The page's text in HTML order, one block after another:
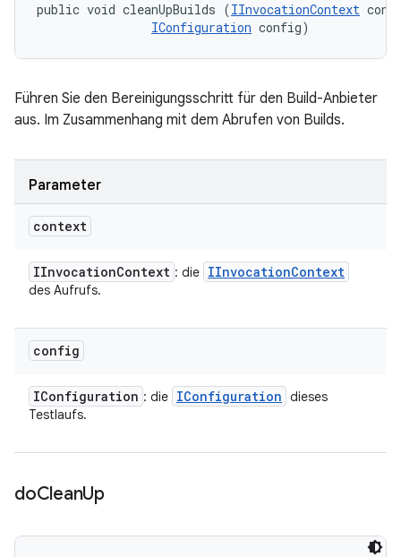
public void cleanUpBuilds (IInvocationContext
IConfiguration config)
Führen Sie den Bereinigungsschritt für den Build-Anbieter
aus. Im Zusammenhang mit dem Abrufen von Builds.
Parameter
context
IInvocationContext : die IInvocationContext
des Aufrufs.
config
IConfiguration : die IConfiguration dieses
Testlaufs.
doCleanUp